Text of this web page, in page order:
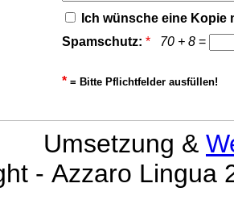
Ich wünsche eine Kopie
Spamschutz: * 70 + 8 =
* = Bitte Pflichtfelder ausfüllen!
Umsetzung &
- Azzaro